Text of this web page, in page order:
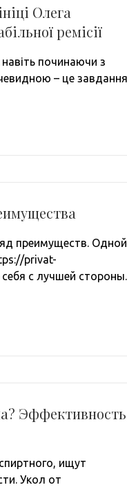
Олега
ремісії
навіть починаючи з
– це завдання
преимуществ. Одной
privat-
с лучшей стороны.
ищут
Укол от